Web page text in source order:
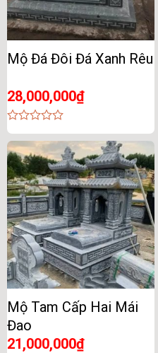
Mộ Đá Đôi Đá Xanh Rêu
28,000,000₫
0
out
of
5
Mộ Tam Cấp Hai Mái
Đao
21,000,000₫